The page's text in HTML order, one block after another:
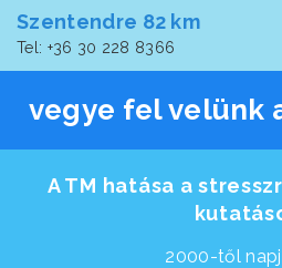
Szentendre 82 km
Tel: +36 30 228 8366
vegye fel velünk
A TM hatása a
2000-től